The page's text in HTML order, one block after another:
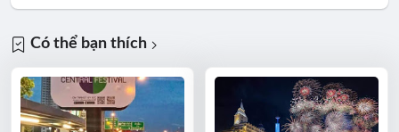
Có thể bạn thích